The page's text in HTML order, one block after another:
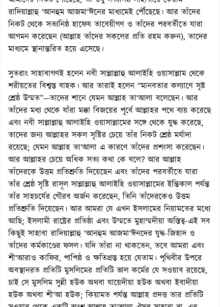
রাদিয়াল্লাহু ‘আনহুম আজমা‘ঈনের মাধ্যমেই পৌঁছেছে। আর তাঁদের
নিকট থেকে সত্যনিষ্ঠ হাফেয তাবেয়ীগণ ও তাঁদের পরবর্তীতে যারা
আগমন করেছেন (আল্লাহ তাঁদের সকলের প্রতি রহম করুন), তাদের
মাধ্যমে স্থানান্তরিত হয়ে এসেছে।
সুতরাং সাহাবাগণই হলেন নবী সাল্লাল্লাহু আলাইহি ওয়াসাল্লাম থেকে
শরীয়তের বিশ্বস্ত বাহক। আর তারাই হলেন “মানবতার কল্যাণে সৃষ্ট
শ্রেষ্ঠ উম্মত”—তাদের শানে যেমন আল্লাহ তা‘আলা বলেছেন। আর
তাঁদের মধ্য থেকে যাঁরা মক্কা বিজয়ের পূর্বে আল্লাহর পথে ব্যয় করেছে
এবং নবী সাল্লাল্লাহু আলাইহি ওয়াসাল্লামের সঙ্গে থেকে যুদ্ধ করেছে,
তাদের জন্য আল্লাহর সকল সৃষ্টির চেয়ে তাঁর নিকট শ্রেষ্ঠ মর্যাদা
রয়েছে; যেমন আল্লাহ তা‘আলা এ কারণে তাঁদের প্রশংসা করেছেন।
আর আল্লাহর চেয়ে অধিক সত্য কথা কে বলে? আর আল্লাহ
তাঁদেরকে উত্তম প্রতিশ্রুতি দিয়েছেন এবং তাঁদের পরবর্তীতে যারা
তাঁর শ্রেষ্ঠ সৃষ্টি রাসূল সাল্লাল্লাহু আলাইহি ওয়াসাল্লামের ইন্তিকাল পর্যন্ত
তাঁর সাহচর্যের গৌরব অর্জন করেছেন, তিনি তাঁদেরকেও উত্তম
প্রতিশ্রুতি দিয়েছেন। আর আমরা যে এখন ইসলামের নিয়ামতের মধ্যে
আছি; ইসলামী রাষ্ট্রের প্রতিষ্ঠা এবং উম্মতে মুহাম্মদীয়া অস্তিত্ব-এই সব
কিছুই সাহাবা রাদিয়াল্লাহু ‘আনহুম আজমা‘ঈনদের যুদ্ধ-জিহাদ ও
তাঁদের কর্মকাণ্ডের ফসল। যদি তাঁরা না থাকতেন, তবে আমরা এবং
শী‘আরাও কাফির, পাপিষ্ঠ ও ক্ষতিগ্রস্ত হয়ে যেতাম। পৃথিবীর উপরে
অবস্থানরত প্রতিটি মুসলিমের প্রতিটি ভাল কর্মের যে সওয়াব রয়েছে,
চাই সে মুসলিম সুন্নী হউক অথবা যায়েদীয়া হউক অথবা ইবাদীয়া
হউক অথবা শী‘আ হউক; কিয়ামত পর্যন্ত আল্লাহ প্রদত্ত তার প্রতিটি